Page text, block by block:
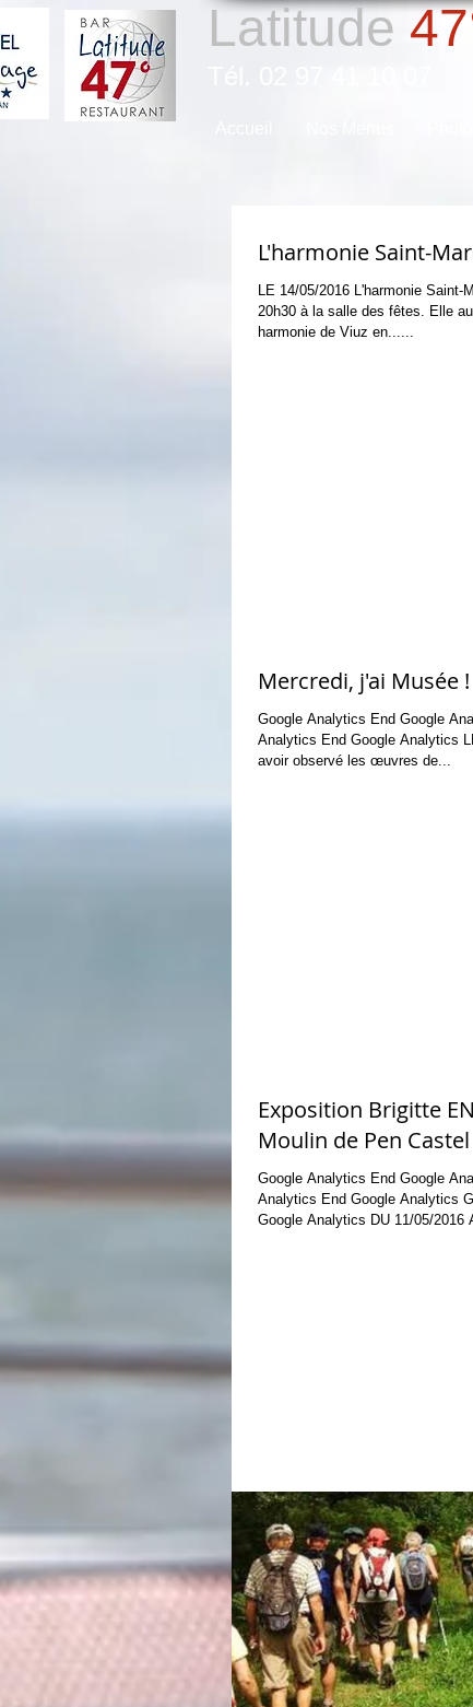
Latitude
L'harmonie Saint-
LE 14/05/2016 L'harmonie Saint-
20h30 à la salle des fêtes. Elle
harmonie de Viuz en......
Mercredi, j'ai Musée !
Google Analytics End Google Analytics Google
Analytics End Google Analytics LE 14/09/2016 Après
avoir observé les œuvres de...
Exposition Brigitte
Moulin de Pen Castel
Google Analytics End Google Analytics Google
Analytics End Google Analytics Google Analytics End
Google Analytics DU 11/05/2016